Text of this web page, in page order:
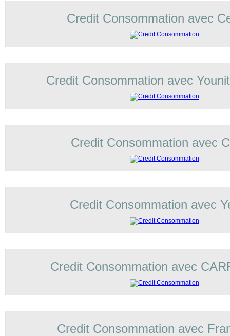
Credit Consommation avec
Credit Consommation avec
Credit Consommation avec
Credit Consommation avec
Credit Consommation avec
Credit Consommation avec